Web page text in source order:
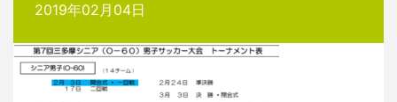
2019年02月04日